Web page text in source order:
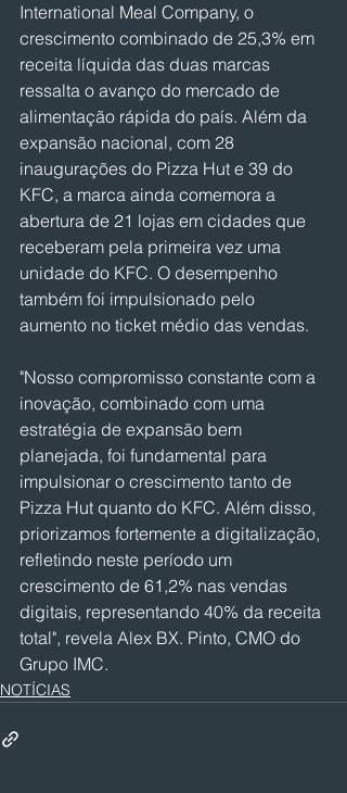
International Meal Company, o
crescimento combinado de 25,3% em
receita líquida das duas marcas
ressalta o avanço do mercado de
alimentação rápida do país. Além da
expansão nacional, com 28
inaugurações do Pizza Hut e 39 do
KFC, a marca ainda comemora a
abertura de 21 lojas em cidades que
receberam pela primeira vez uma
unidade do KFC. O desempenho
também foi impulsionado pelo
aumento no ticket médio das vendas.
"Nosso compromisso constante com a
inovação, combinado com uma
estratégia de expansão bem
planejada, foi fundamental para
impulsionar o crescimento tanto de
Pizza Hut quanto do KFC. Além disso,
priorizamos fortemente a digitalização,
refletindo neste período um
crescimento de 61,2% nas vendas
digitais, representando 40% da receita
total", revela Alex BX. Pinto, CMO do
Grupo IMC.
NOTÍCIAS